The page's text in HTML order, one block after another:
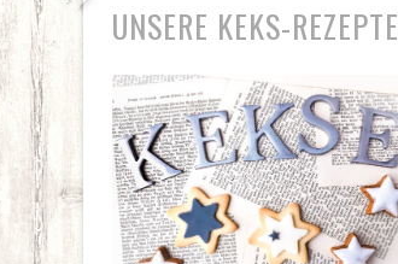
UNSERE KEKS-REZEPTE